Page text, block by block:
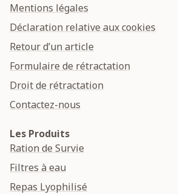
Mentions légales
Déclaration relative aux cookies
Retour d’un article
Formulaire de rétractation
Droit de rétractation
Contactez-nous
Les Produits
Ration de Survie
Filtres à eau
Repas Lyophilisé